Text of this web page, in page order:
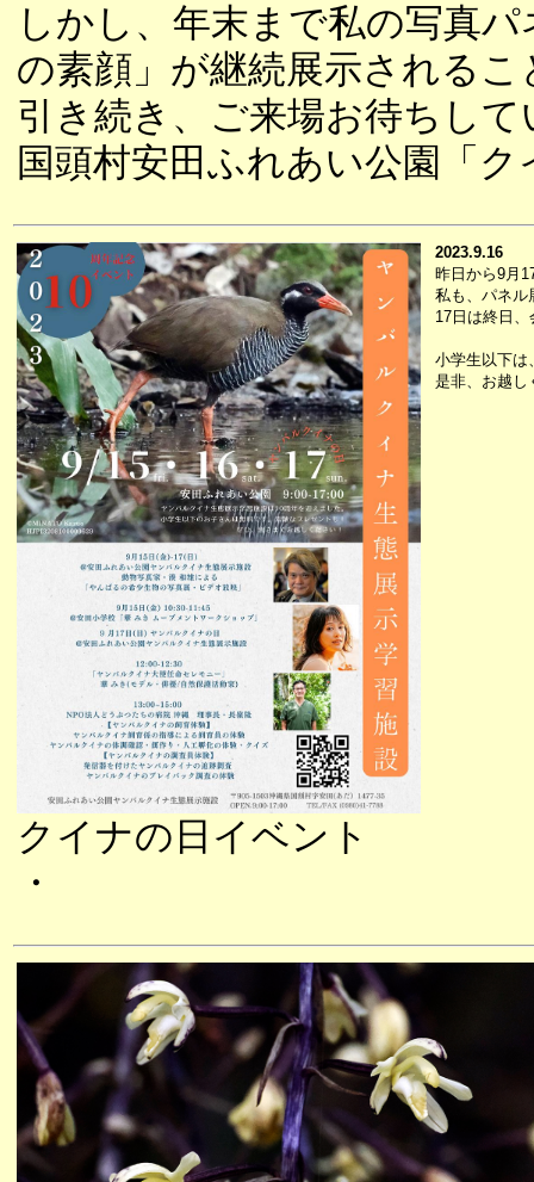
しかし、年末まで私の写真
の素顔」が継続展示される
引き続き、ご来場お待ちして
国頭村安田ふれあい公園「ク
クイナの日イベント
・
2023.9.16
昨日から9月
私も、パネル
17日は終日
小学生以下は
是非、お越し